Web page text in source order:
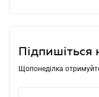
Підпишіться
Щопонеділка